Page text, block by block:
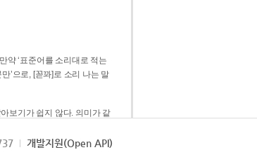
약 ‘표준어를 소리대로 적는
보기가 쉽지 않다. 의미가 같
개발지원(Open API)